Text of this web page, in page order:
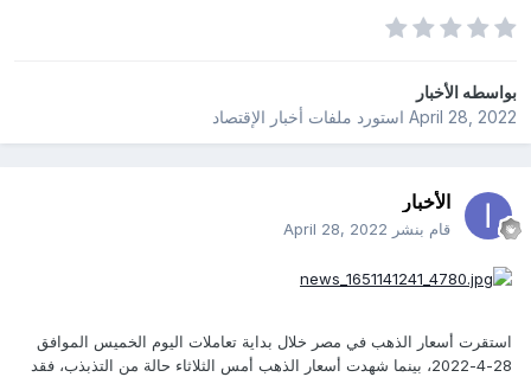
بواسطهالأخبار
April 28, 2022استورد ملفات أخبار الإقتصاد
الأخبار
قام بنشر April 28, 2022
استقرت أسعار الذهب في مصر خلال بداية تعاملات اليوم الخميس الموافق
28-4-2022، بينما شهدت أسعار الذهب أمس الثلاثاء حالة من التذبذب، فقد